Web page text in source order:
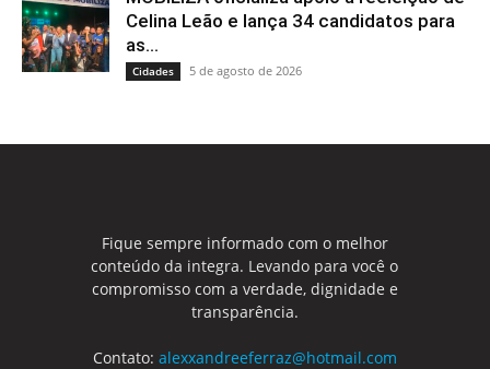
Celina Leão e lança 34 candidatos para
as...
Cidades 5 de agosto de 2026
Fique sempre informado com o melhor
conteúdo da integra. Levando para você o
compromisso com a verdade, dignidade e
transparência.
Contato: alexxandreeferraz@hotmail.com